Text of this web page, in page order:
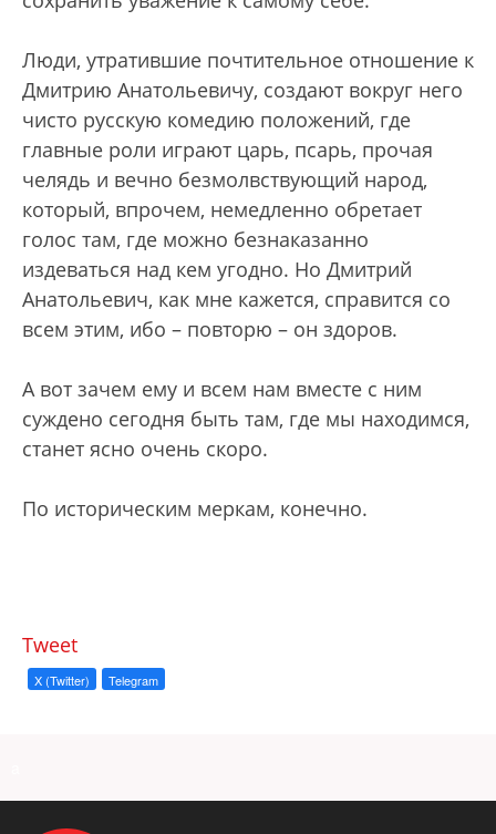
Люди, утратившие почтительное отношение к
Дмитрию Анатольевичу, создают вокруг него
чисто русскую комедию положений, где
главные роли играют царь, псарь, прочая
челядь и вечно безмолвствующий народ,
который, впрочем, немедленно обретает
голос там, где можно безнаказанно
издеваться над кем угодно. Но Дмитрий
Анатольевич, как мне кажется, справится со
всем этим, ибо – повторю – он здоров.
А вот зачем ему и всем нам вместе с ним
суждено сегодня быть там, где мы находимся,
станет ясно очень скоро.
По историческим меркам, конечно.
Tweet
X (Twitter) Telegram